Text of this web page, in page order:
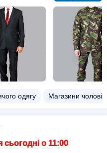
одягу Магазини
сьогодні о 11:00